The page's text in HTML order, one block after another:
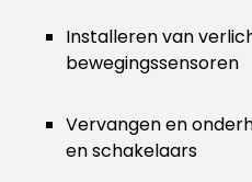
Installeren van
bewegingssensoren
Vervangen en
en schakelaars